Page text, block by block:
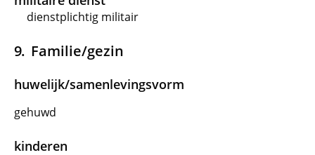
dienstplichtig militair
Familie/gezin
huwelijk/samenlevingsvorm
gehuwd
kinderen